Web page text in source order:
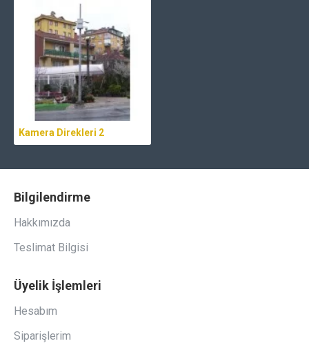
Kamera Direkleri 2
Bilgilendirme
Hakkımızda
Teslimat Bilgisi
Üyelik İşlemleri
Hesabım
Siparişlerim